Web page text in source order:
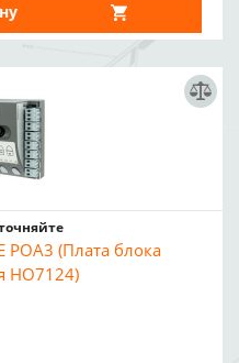
POA3 (Плата блока
HO7124)